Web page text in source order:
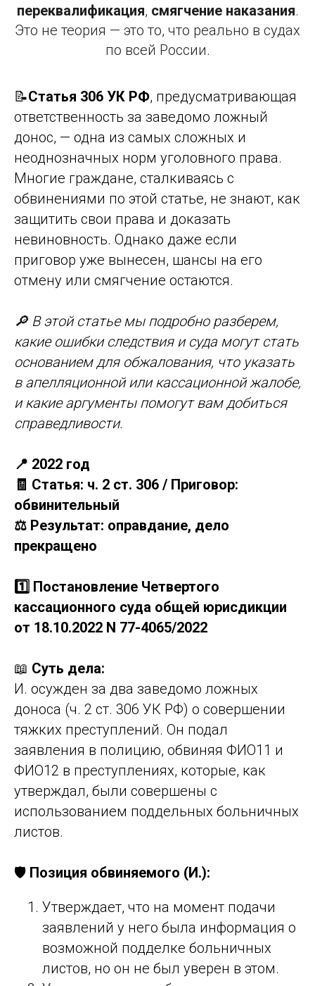
переквалификация, смягчение наказания.
Это не теория — это то, что реально в судах
по всей России.
📝Статья 306 УК РФ, предусматривающая
ответственность за заведомо ложный
донос, — одна из самых сложных и
неоднозначных норм уголовного права.
Многие граждане, сталкиваясь с
обвинениями по этой статье, не знают, как
защитить свои права и доказать
невиновность. Однако даже если
приговор уже вынесен, шансы на его
отмену или смягчение остаются.
🔎 В этой статье мы подробно разберем,
какие ошибки следствия и суда могут стать
основанием для обжалования, что указать
в апелляционной или кассационной жалобе,
и какие аргументы помогут вам добиться
справедливости.
📍 2022 год
🧾 Статья: ч. 2 ст. 306 / Приговор:
обвинительный
⚖️ Результат: оправдание, дело
прекращено
1️⃣ Постановление Четвертого
кассационного суда общей юрисдикции
от 18.10.2022 N 77-4065/2022
📖 Суть дела:
И. осужден за два заведомо ложных
доноса (ч. 2 ст. 306 УК РФ) о совершении
тяжких преступлений. Он подал
заявления в полицию, обвиняя ФИО11 и
ФИО12 в преступлениях, которые, как
утверждал, были совершены с
использованием поддельных больничных
листов.
🛡️ Позиция обвиняемого (И.):
Утверждает, что на момент подачи
заявлений у него была информация о
возможной подделке больничных
листов, но он не был уверен в этом.